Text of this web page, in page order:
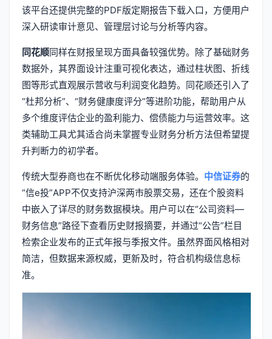
该平台还提供完整的PDF版定期报告下载入口，方便用户
深入研读审计意见、管理层讨论与分析等内容。
同花顺同样在财报呈现方面具备较强优势。除了基础财务
数据外，其界面设计注重可视化表达，通过柱状图、折线
图等形式直观展示营收与利润变化趋势。同花顺还引入了
“杜邦分析”、“财务健康度评分”等进阶功能，帮助用户从
多个维度评估企业的盈利能力、偿债能力与运营效率。这
类辅助工具尤其适合尚未掌握专业财务分析方法但希望提
升判断力的初学者。
传统大型券商也在不断优化移动端服务体验。 中信证券的
“信e投”APP不仅支持沪深两市股票交易，还在个股资料
中嵌入了详尽的财务数据模块。用户可以在“公司资料—
财务信息”路径下查看历史财报摘要，并通过“公告”栏目
检索企业发布的正式年报与季报文件。虽然界面风格相对
简洁，但数据来源权威，更新及时，符合机构级信息标
准。